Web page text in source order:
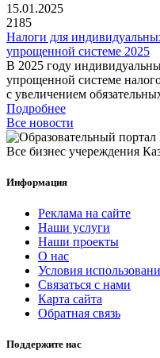
15.01.2025
2185
Налоги для
упрощенной системе 2025
В 2025 году
упрощенной системе
с увеличением
Подробнее
Все новости
Все бизнес учереждения
Информация
Реклама на сайте
Наши услуги
Наши проекты
О нас
Условия
Связаться с нами
Карта сайта
Обратная связь
Поддержите нас